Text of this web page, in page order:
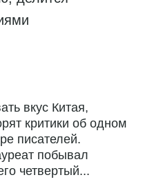
вкус Китая,
критики об одном
писателей.
побывал
четвертый...